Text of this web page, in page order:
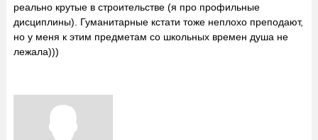
реально крутые в строительстве (я про профильные
дисциплины). Гуманитарные кстати тоже неплохо преподают,
но у меня к этим предметам со школьных времен душа не
лежала)))